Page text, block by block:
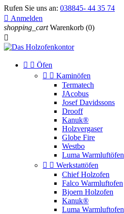
Rufen Sie uns an: 038845- 44 35 74
 Anmelden
shopping_cart Warenkorb (0)

  Öfen
  Kaminöfen
Termatech
JAcobus
Josef Davidssons
Drooff
Kanuk®
Holzvergaser
Globe Fire
Westbo
Luma Warmluftöfen
  Werkstattöfen
Chief Holzofen
Falco Warmluftofen
Bjoern Holzofen
Kanuk®
Luma Warmluftofen